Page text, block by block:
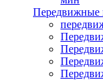
Передвижные